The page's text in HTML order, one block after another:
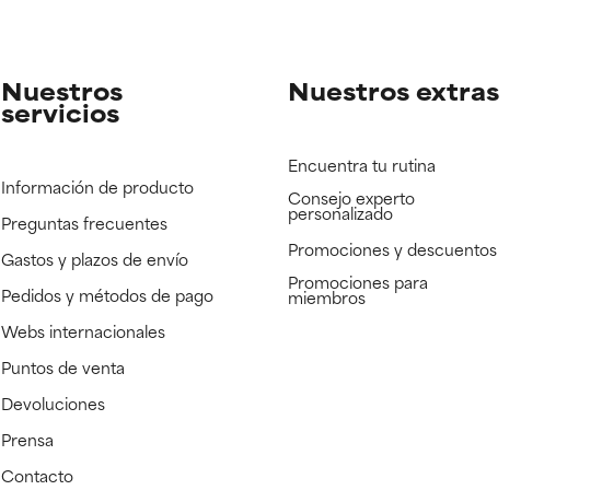
Nuestros
servicios
Información de producto
Preguntas frecuentes
Gastos y plazos de envío
Pedidos y métodos de pago
Webs internacionales
Puntos de venta
Devoluciones
Prensa
Contacto
Nuestros extras
Encuentra tu rutina
Consejo experto
personalizado
Promociones y descuentos​
Promociones para
miembros